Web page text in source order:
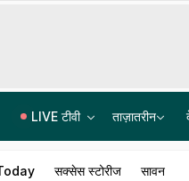
LIVE टीवी ताज़ातरीन
सक्सेस स्टोरीज सावन